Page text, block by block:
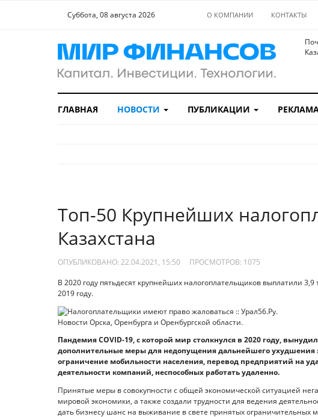
Суббота, 08 августа 2026 О КОМПАНИИ КОНТАКТЫ
ГЛАВНАЯ НОВОСТИ ПУБЛИКАЦИИ
Топ-50 Крупнейших
Казахстана
ОПУБЛИКОВАНО: 22.04.2021, 15:50 ПРОСМОТРОВ: 1075
В 2020 году пятьдесят крупнейших налогоплательщиков выплатили
2019 году.
Пандемия COVID-19, с которой мир столкнулся в 2020 году,
дополнительные меры для недопущения дальнейшего ухудшения
ограничение мобильности населения, перевод предприятий на
деятельности компаний, неспособных работать удаленно.
Принятые меры в совокупности с общей экономической ситуацией
мировой экономики, а также создали трудности для ведения
дать бизнесу шанс на выживание в свете принятых ограничительных